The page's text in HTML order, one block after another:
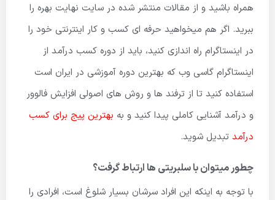
همراه باشید و از مقالات منتشر شده در سایت نهایت بهره را
ببرید. اگر هم میخواهید حرفه ای کسب و کار اینترنتی خود را
در اینستاگرام راه اندازی کنید، باید از دوره کسب درآمد از
اینستاگرام گاسی وب که بهترین دوره آموزشی در ایران است
استفاده کنید تا از ترفند ها و روش های اصولی افزایش فالوور
و درآمد آشنایی کاملی پیدا کنید و به بهترین پیج برای کسب
درآمد تبدیل شوید.
چطور میتوان با سلبریتی ها ارتباط گرفت؟
با توجه به اینکه این افراد سرشان بسیار شلوغ است، افرادی را